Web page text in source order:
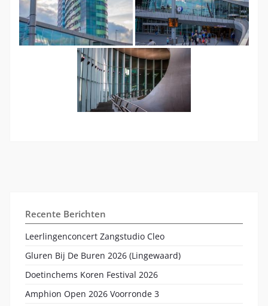
Recente Berichten
Leerlingenconcert Zangstudio Cleo
Gluren Bij De Buren 2026 (Lingewaard)
Doetinchems Koren Festival 2026
Amphion Open 2026 Voorronde 3